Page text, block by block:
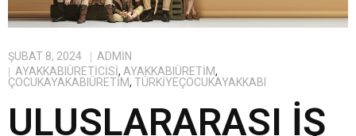
ŞUBAT 8, 2024
ADMIN
AYAKKABIÜRETICISI, AYAKKABIÜRETIM,
ÇOCUKAYAKABIÜRETIM, TÜRKIYEÇOCUKAYAKKABI
ULUSLARARASI İŞ